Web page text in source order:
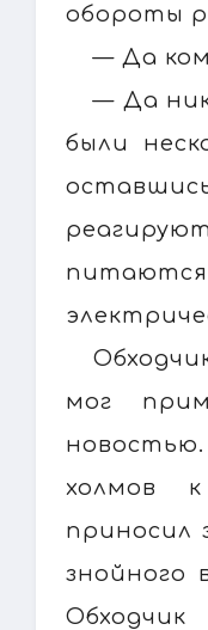
обороты
— Да
— Да
были
мог
холмов
приносил
знойного